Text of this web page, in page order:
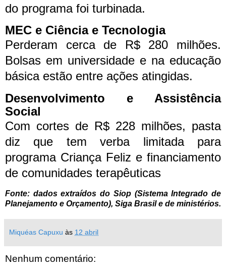
do programa foi turbinada.
MEC e Ciência e Tecnologia
Perderam cerca de R$ 280 milhões.
Bolsas em universidade e na educação
básica estão entre ações atingidas.
Desenvolvimento e Assistência
Social
Com cortes de R$ 228 milhões, pasta
diz que tem verba limitada para
programa Criança Feliz e financiamento
de comunidades terapêuticas
Fonte: dados extraídos do Siop (Sistema Integrado de
Planejamento e Orçamento), Siga Brasil e de ministérios.
Miquéas Capuxu às 12 abril
Nenhum comentário: